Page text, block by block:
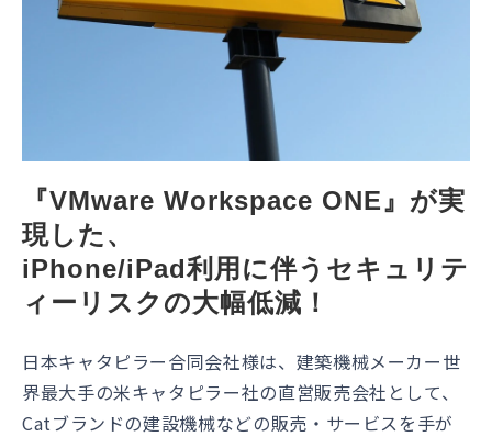
『VMware Workspace ONE』が実
現した、
iPhone/iPad利用に伴うセキュリテ
ィーリスクの大幅低減！
日本キャタピラー合同会社様は、建築機械メーカー世
界最大手の米キャタピラー社の直営販売会社として、
Catブランドの建設機械などの販売・サービスを手が